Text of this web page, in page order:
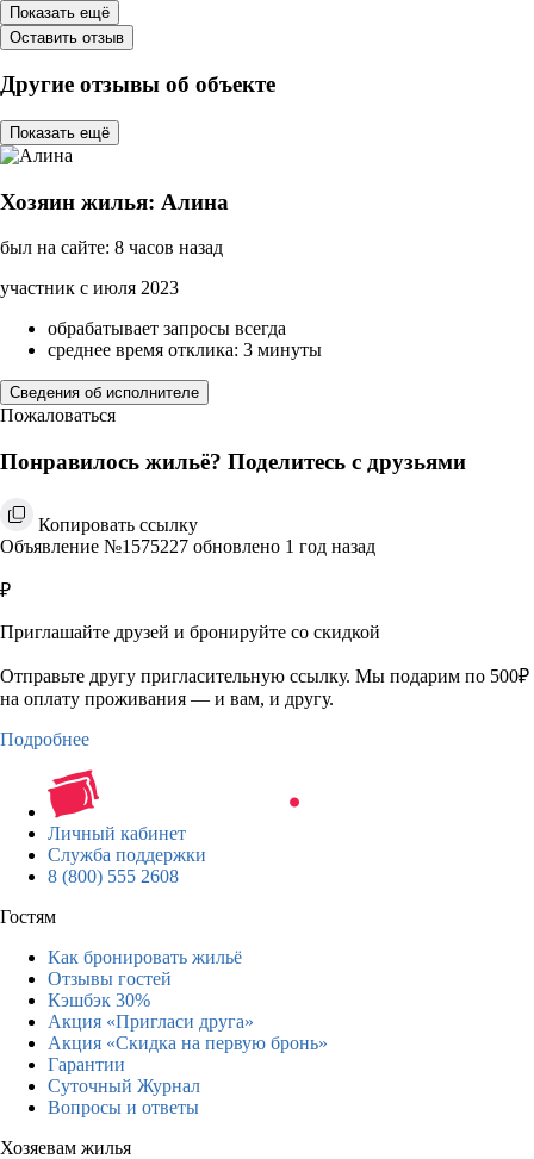
Показать ещё
Оставить отзыв
Другие отзывы об объекте
Показать ещё
Хозяин жилья: Алина
был на сайте: 8 часов назад
участник с июля 2023
обрабатывает запросы всегда
среднее время отклика: 3 минуты
Сведения об исполнителе
Пожаловаться
Понравилось жильё? Поделитесь с друзьями
Копировать ссылку
Объявление №1575227 обновлено 1 год назад
₽
Приглашайте друзей и бронируйте со скидкой
Отправьте другу пригласительную ссылку. Мы подарим по 500₽
на оплату проживания — и вам, и другу.
Подробнее
Личный кабинет
Служба поддержки
8 (800) 555 2608
Гостям
Как бронировать жильё
Отзывы гостей
Кэшбэк 30%
Акция «Пригласи друга»
Акция «Скидка на первую бронь»
Гарантии
Суточный Журнал
Вопросы и ответы
Хозяевам жилья